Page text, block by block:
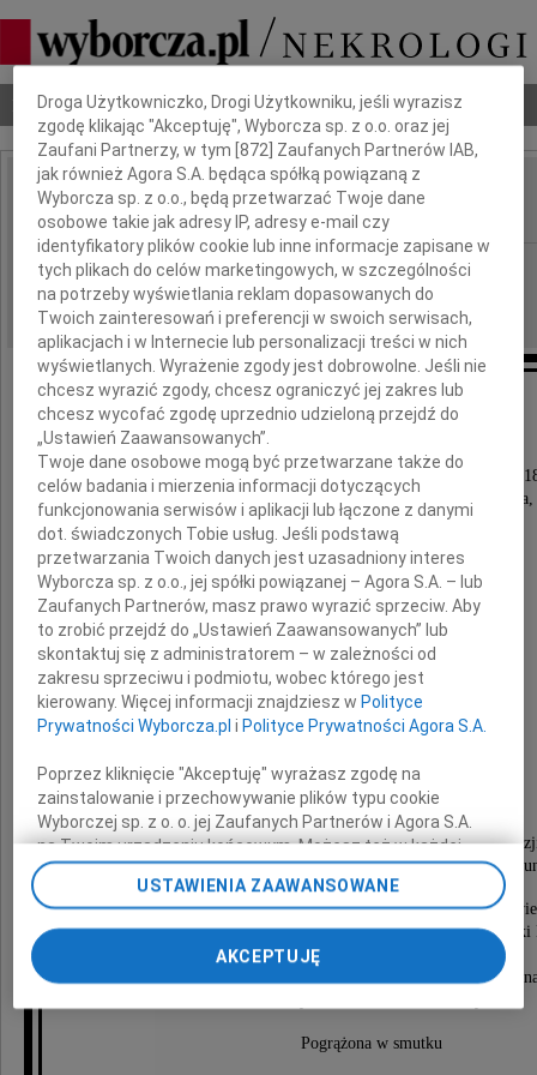
Nekrologi Odeszli Poradnik pogrzebowy
IMIĘ I NAZWISKO: Mirosław Kacprzak
REGION: Bydgoszcz
DATA EMISJI: 25.04.2018
"Nie odchodzi Ten,
Kto pozostaje w sercach bliskich"
Z głębokim żalem zawiadamiamy, że dnia 23 kwietnia
od nas Opatrzony Sakramentami Św. kochany Mąż,
Teść, Brat, Szwagier i Wujek
mgr inż. Leśnik
Mirosław Kacprzak
lat 68
Wieloletni pracownik Biura Urządzania Lasów i
Okręgowego Zarządu Lasów Państwowych w
Uroczystości pogrzebowe rozpoczną się w czwartek 26
o godz. 15.00 Mszą Św. żałobną w kościele p.w. Matki
Zwycięskiej przy ul. Podgórnej.
Po Mszy Św. ceremonia pogrzebowa odbędzie
Pogrążona w smutku
Dbamy o Twoją prywatność
Droga Użytkowniczko, Drogi Użytkowniku, jeśli wyrazisz
zgodę klikając "Akceptuję", Wyborcza sp. z o.o. oraz jej
Zaufani Partnerzy, w tym [872 ] Zaufanych Partnerów IAB,
jak również Agora S.A. będąca spółką powiązaną z
Wyborcza sp. z o.o., będą przetwarzać Twoje dane
osobowe takie jak adresy IP, adresy e-mail czy
identyfikatory plików cookie lub inne informacje zapisane w
tych plikach do celów marketingowych, w szczególności
na potrzeby wyświetlania reklam dopasowanych do
Twoich zainteresowań i preferencji w swoich serwisach,
aplikacjach i w Internecie lub personalizacji treści w nich
wyświetlanych. Wyrażenie zgody jest dobrowolne. Jeśli nie
chcesz wyrazić zgody, chcesz ograniczyć jej zakres lub
chcesz wycofać zgodę uprzednio udzieloną przejdź do
„Ustawień Zaawansowanych”.
Twoje dane osobowe mogą być przetwarzane także do
celów badania i mierzenia informacji dotyczących
funkcjonowania serwisów i aplikacji lub łączone z danymi
dot. świadczonych Tobie usług. Jeśli podstawą
przetwarzania Twoich danych jest uzasadniony interes
Wyborcza sp. z o.o., jej spółki powiązanej – Agora S.A. – lub
Zaufanych Partnerów, masz prawo wyrazić sprzeciw. Aby
to zrobić przejdź do „Ustawień Zaawansowanych” lub
skontaktuj się z administratorem – w zależności od
zakresu sprzeciwu i podmiotu, wobec którego jest
kierowany. Więcej informacji znajdziesz w Polityce
Prywatności Wyborcza.pl i Polityce Prywatności Agora S.A.
Poprzez kliknięcie "Akceptuję" wyrażasz zgodę na
zainstalowanie i przechowywanie plików typu cookie
Wyborczej sp. z o. o. jej Zaufanych Partnerów i Agora S.A.
na Twoim urządzeniu końcowym. Możesz też w każdej
chwili zmienić swoje preferencje dot. plików cookie,
ponownie wywołując narzędzie do zarządzania Twoimi
odnośnik „Ustawienia prywatności” w stopce serwisu i
przechodząc do sekcji „Ustawienia zaawansowane”.
Zmiana ustawień plików cookie możliwa jest także za
pomocą ustawień przeglądarki.
USTAWIENIA ZAAWANSOWANE
AKCEPTUJĘ